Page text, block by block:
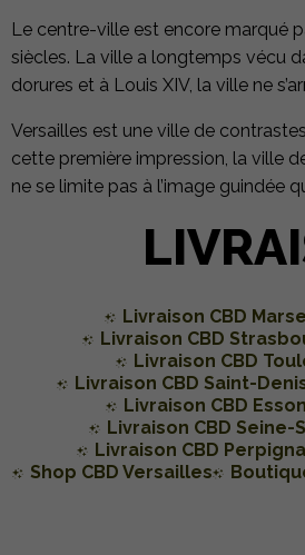
Le centre-ville est encore marqué
siècles. La ville a longtemps vécu
dorures et à Louis XIV, la ville ne
Versailles est une ville de
cette première impression, la ville
ne se limite pas à l’image guindée
Livraison CBD
Livraison CBD
Livraison CBD
Livraison CBD Saint-
Livraison CBD
Livraison CBD Seine-
Livraison CBD
Shop CBD Versailles